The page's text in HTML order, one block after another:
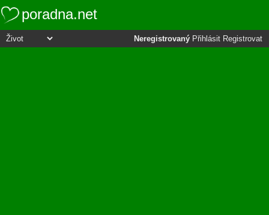
poradna.net
Neregistrovaný Přihlásit Registrovat